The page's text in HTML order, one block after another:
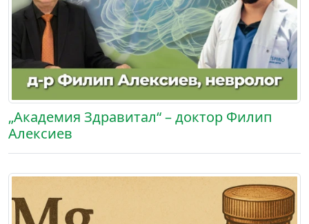
„Академия Здравитал“ – доктор Филип
Алексиев